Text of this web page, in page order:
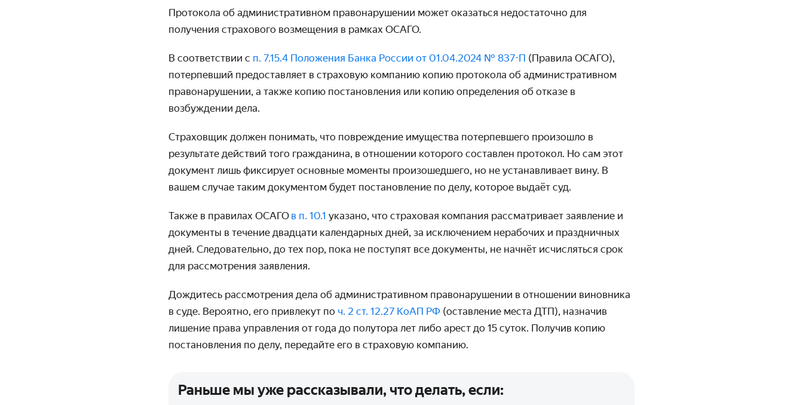
Протокола об административном правонарушении может оказаться недостаточно для
получения страхового возмещения в рамках ОСАГО.
В соответствии с п. 7.15.4 Положения Банка России от 01.04.2024 № 837-П (Правила ОСАГО),
потерпевший предоставляет в страховую компанию копию протокола об административном
правонарушении, а также копию постановления или копию определения об отказе в
возбуждении дела.
Страховщик должен понимать, что повреждение имущества потерпевшего произошло в
результате действий того гражданина, в отношении которого составлен протокол. Но сам этот
документ лишь фиксирует основные моменты произошедшего, но не устанавливает вину. В
вашем случае таким документом будет постановление по делу, которое выдаёт суд.
Также в правилах ОСАГО в п. 10.1 указано, что страховая компания рассматривает заявление и
документы в течение двадцати календарных дней, за исключением нерабочих и праздничных
дней. Следовательно, до тех пор, пока не поступят все документы, не начнёт исчисляться срок
для рассмотрения заявления.
Дождитесь рассмотрения дела об административном правонарушении в отношении виновника
в суде. Вероятно, его привлекут по ч. 2 ст. 12.27 КоАП РФ (оставление места ДТП), назначив
лишение права управления от года до полутора лет либо арест до 15 суток. Получив копию
постановления по делу, передайте его в страховую компанию.
Раньше мы уже рассказывали, что делать, если: